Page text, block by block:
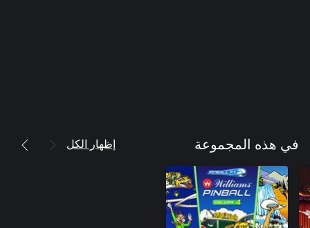
في هذه المجموعة إظهار الكل